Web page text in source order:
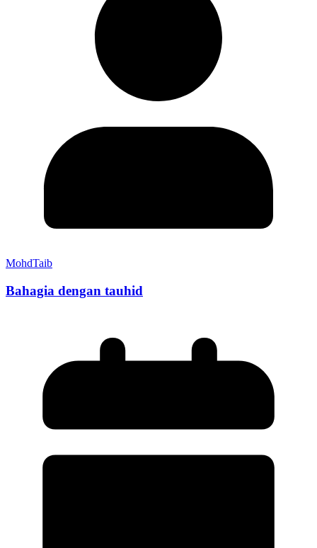
MohdTaib
Bahagia dengan tauhid